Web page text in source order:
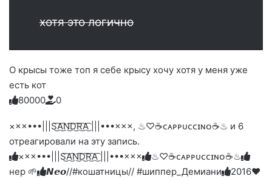
хотя это логично
О крысы тоже топ я себе крысу хочу хотя у меня уже
есть кот
Голосуйте
вверх.
8
Нажмите
реакцию:
улыбаюсь
0
Нажмите
реакцию:
смеюсь
до
слез
0
Нажмите
реакцию:
печаль
0
Нажмите
реакцию:
плачу
0
Нажмите
благодарю
0
×××•••|||S͜͡A͜͡N͜͡D͜͡R͜͡A͜͡ |||•••×××, ♨♡☕️ᴄᴀᴘᴘᴜᴄᴄɪɴᴏ☕️♨ и 6
отреагировали на эту запись.
×××•••|||S͜͡A͜͡N͜͡D͜͡R͜͡A͜͡ |||•••×××
♨♡☕️ᴄᴀᴘᴘᴜᴄᴄɪɴᴏ☕️♨
нер 🌱
𝙉𝙚𝙤//#кошатницы// #шиппер_Демиани
2016❤️